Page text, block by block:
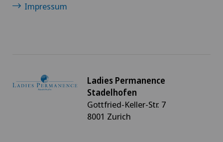
Impressum
Ladies Permanence
Stadelhofen
Gottfried-Keller-Str. 7
8001 Zurich